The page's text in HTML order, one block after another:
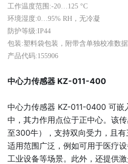
工作温度范围:-20…125 °C
环境湿度:0…95% RH，无冷凝
防护等级:IP44
包装:塑料袋包装，附带含单独校准数
产品代码:155906
中心力传感器 KZ-011-400
中心力传感器 KZ-011-0400 可嵌
中，其力作用点位于正中心。该
至300牛），支持双向受力，且
适用范围广泛，例如可用于医疗
工业设备等场景。此外，还提供